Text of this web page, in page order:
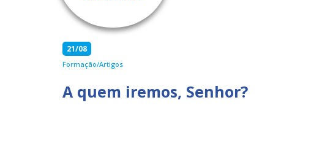
21/08
Formação/Artigos
A quem iremos, Senhor?